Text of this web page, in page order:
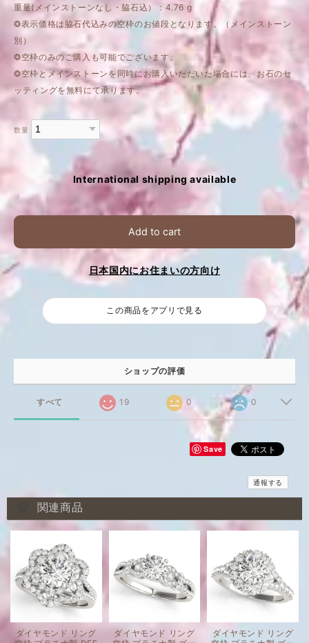
重量(メインストーンなし・脇石込）：4.76 g
❂表示価格は脇石代込みの空枠のお値段となります。（メインストーン
別）
❂空枠のみのご購入も可能でございます。
❂空枠とメインストーンを同時にお購入いただいた場合には、お石のセ
ッティングを無料にて承ります。
数量
International shipping available
Add to cart
日本国内にお住まいの方向け
この商品をアプリで見る
ショップの評価
すべて 19 0 0
Save
通報する
関連商品
ダイヤモンド リング
ダイヤモンド リング
ダイヤモンド リング